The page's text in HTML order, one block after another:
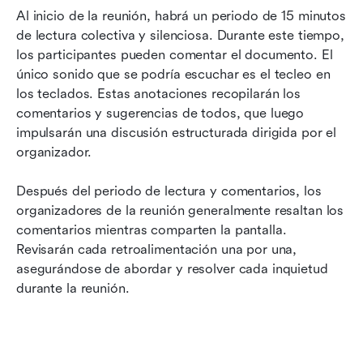
Al inicio de la reunión, habrá un periodo de 15 minutos
de lectura colectiva y silenciosa. Durante este tiempo,
los participantes pueden comentar el documento. El
único sonido que se podría escuchar es el tecleo en
los teclados. Estas anotaciones recopilarán los
comentarios y sugerencias de todos, que luego
impulsarán una discusión estructurada dirigida por el
organizador.
Después del periodo de lectura y comentarios, los
organizadores de la reunión generalmente resaltan los
comentarios mientras comparten la pantalla.
Revisarán cada retroalimentación una por una,
asegurándose de abordar y resolver cada inquietud
durante la reunión.